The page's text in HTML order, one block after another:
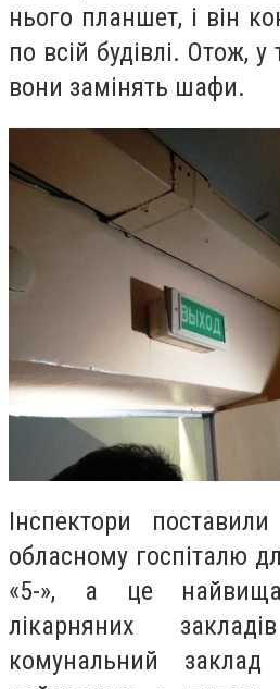
нього планшет, і він
по всій будівлі. Отож, у
вони замінять шафи.
Інспектори поставили
обласному госпіталю
«5-», а це
лікарняних
комунальний заклад